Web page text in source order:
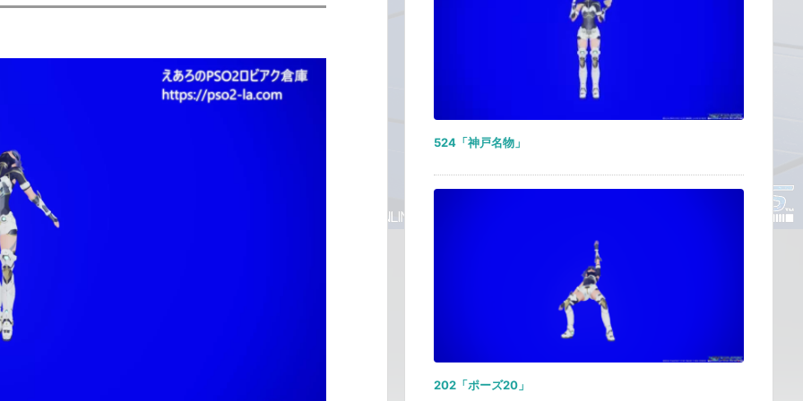
524「神戸名物」
202「ポーズ20」